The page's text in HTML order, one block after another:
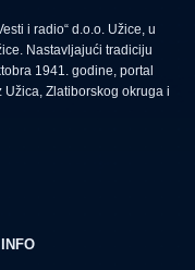
i radio“ d.o.o. Užice, u
Nastavljajući tradiciju
1941. godine, portal
Zlatiborskog okruga i
INFO